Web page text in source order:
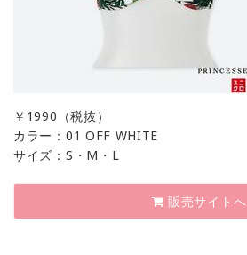
￥ 1990（税抜）
カラー：01 OFF WHITE
サイズ：S・M・L
販売サイトへ